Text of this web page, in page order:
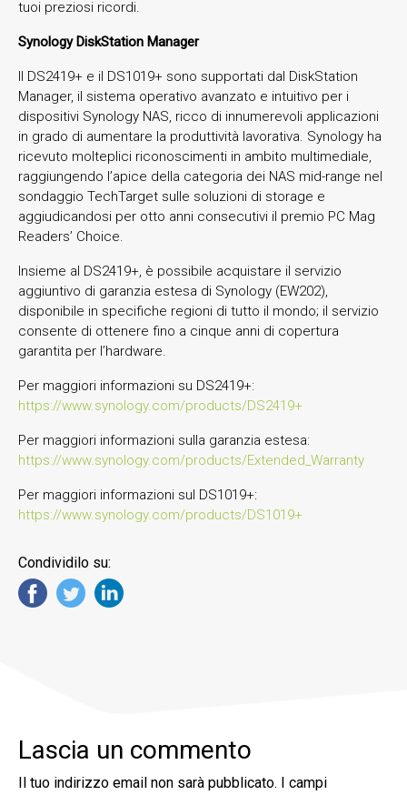
tuoi preziosi ricordi.
Synology DiskStation Manager
Il DS2419+ e il DS1019+ sono supportati dal DiskStation
Manager, il sistema operativo avanzato e intuitivo per i
dispositivi Synology NAS, ricco di innumerevoli applicazioni
in grado di aumentare la produttività lavorativa. Synology ha
ricevuto molteplici riconoscimenti in ambito multimediale,
raggiungendo l’apice della categoria dei NAS mid-range nel
sondaggio TechTarget sulle soluzioni di storage e
aggiudicandosi per otto anni consecutivi il premio PC Mag
Readers’ Choice.
Insieme al DS2419+, è possibile acquistare il servizio
aggiuntivo di garanzia estesa di Synology (EW202),
disponibile in specifiche regioni di tutto il mondo; il servizio
consente di ottenere fino a cinque anni di copertura
garantita per l’hardware.
Per maggiori informazioni su DS2419+:
https://www.synology.com/products/DS2419+
Per maggiori informazioni sulla garanzia estesa:
https://www.synology.com/products/Extended_Warranty
Per maggiori informazioni sul DS1019+:
https://www.synology.com/products/DS1019+
Condividilo su:
Lascia un commento
Il tuo indirizzo email non sarà pubblicato.
I campi